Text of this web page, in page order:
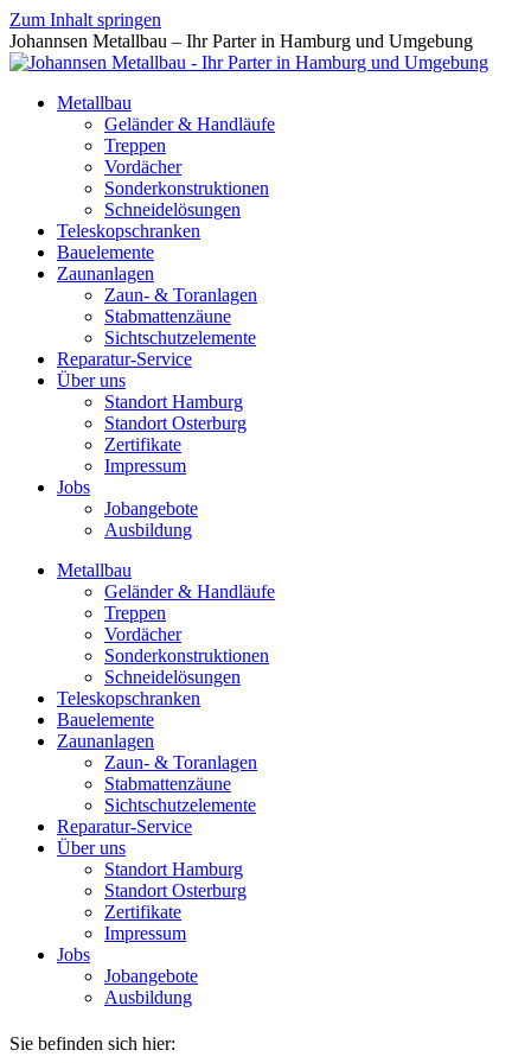
Zum Inhalt springen
Johannsen Metallbau – Ihr Parter in Hamburg und Umgebung
Metallbau
Geländer & Handläufe
Treppen
Vordächer
Sonderkonstruktionen
Schneidelösungen
Teleskopschranken
Bauelemente
Zaunanlagen
Zaun- & Toranlagen
Stabmattenzäune
Sichtschutzelemente
Reparatur-Service
Über uns
Standort Hamburg
Standort Osterburg
Zertifikate
Impressum
Jobs
Jobangebote
Ausbildung
Metallbau
Geländer & Handläufe
Treppen
Vordächer
Sonderkonstruktionen
Schneidelösungen
Teleskopschranken
Bauelemente
Zaunanlagen
Zaun- & Toranlagen
Stabmattenzäune
Sichtschutzelemente
Reparatur-Service
Über uns
Standort Hamburg
Standort Osterburg
Zertifikate
Impressum
Jobs
Jobangebote
Ausbildung
Sie befinden sich hier: